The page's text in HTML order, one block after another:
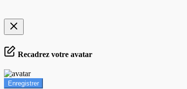
Recadrez votre avatar
Enregistrer